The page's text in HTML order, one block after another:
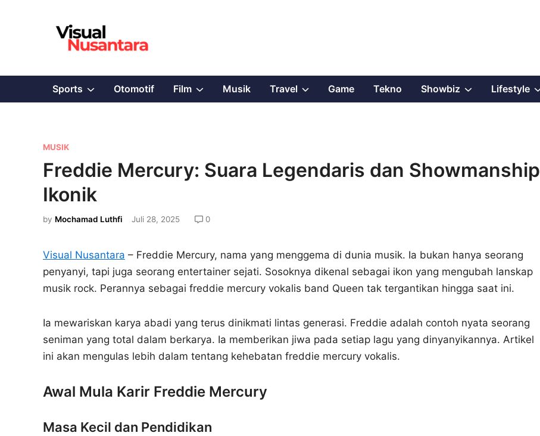
Sports ShowOtomotif Film ShowMusik Travel ShowGame Tekno Showbiz ShowLifestyle
P
o
s
n
MUSIK
Freddie Mercury: Suara Legendaris dan Showmanship
Ikonik
by Mochamad Luthfi Juli 28, 2025 0
Visual Nusantara – Freddie Mercury, nama yang menggema di dunia musik. Ia bukan hanya seorang
penyanyi, tapi juga seorang entertainer sejati. Sosoknya dikenal sebagai ikon yang mengubah lanskap
musik rock. Perannya sebagai freddie mercury vokalis band Queen tak tergantikan hingga saat ini.
Ia mewariskan karya abadi yang terus dinikmati lintas generasi. Freddie adalah contoh nyata seorang
seniman yang total dalam berkarya. Ia memberikan jiwa pada setiap lagu yang dinyanyikannya. Artikel
ini akan mengulas lebih dalam tentang kehebatan freddie mercury vokalis.
Awal Mula Karir Freddie Mercury
Masa Kecil dan Pendidikan